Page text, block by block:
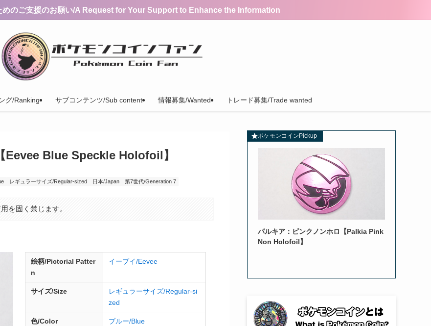
めのご支援のお願い/A Request for Your Support to Enhance the Information
グ/Ranking サブコンテンツ/Sub content 情報募集/Wanted トレード募集/Trade wanted
Blue Speckle Holofoil】
レギュラーサイズ/Regular-sized 日本/Japan 第7世代/Generation 7
を固く禁じます。
絵柄/Pictorial Patter
n
イーブイ/Eevee
サイズ/Size
レギュラーサイズ/Regular-si
zed
色/Color ブルー/Blue
ポケモンコインPickup
パルキア：ピンクノンホロ【Palkia Pink
Non Holofoil】